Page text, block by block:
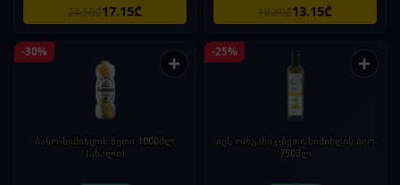
24.50₾17.15₾ 18.80₾13.15₾
-30% +
ბასო-სიმინდის ზეთი 1000მლ
(ახალი)
-25% +
იეს ორგანიკ-ზეთი სიმინდის ბიო
750მლ